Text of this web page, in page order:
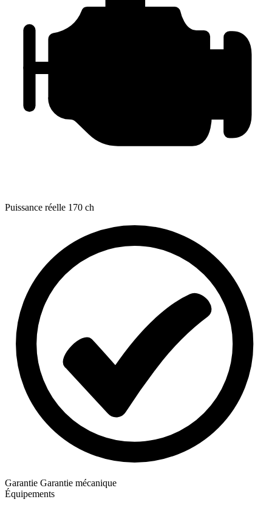
Puissance réelle 170 ch
Garantie Garantie mécanique
Équipements